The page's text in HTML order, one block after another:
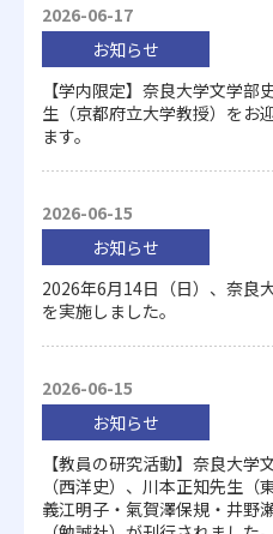
2026-06-17
お知らせ
【学内限定】奈良大学文学
生（京都府立大学教授）をお
ます。
2026-06-15
お知らせ
2026年6月14日（日）、奈良
を実施しました。
2026-06-15
お知らせ
【教員の研究活動】奈良大
（西洋史）、川本正知先生
義江明子・氣賀澤保規・井野